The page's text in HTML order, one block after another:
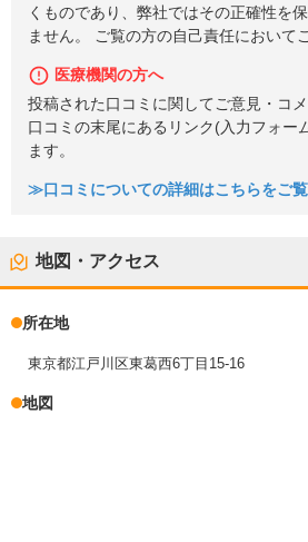
くものであり、弊社ではその正確性を
ません。 ご覧の方の自己責任において
医療機関の方へ
投稿された口コミに関してご意見・コ
口コミの末尾にあるリンク(入力フォー
ます。
≫口コミについての詳細はこちらをご覧
地図・アクセス
所在地
東京都江戸川区東葛西6丁目15-16
地図